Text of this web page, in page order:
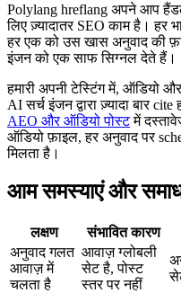
Polylang hreflang अपने आप
लिए ज़्यादातर SEO काम है। हर
हर एक को उस खास अनुवाद की
इंजन को एक साफ सिग्नल देते हैं।
हमारी अपनी टेस्टिंग में, ऑडियो
AI सर्च इंजन द्वारा ज़्यादा बार
AEO और ऑडियो पोस्टमें
ऑडियो फ़ाइल, हर अनुवाद पर
मिलता है।
आम समस्याएं और
लक्षण संभावित कारण
अनुवाद गलत
आवाज़ में
चलता है
आवाज़ ग्लोबली
सेट है, पोस्ट
स्तर पर नहीं